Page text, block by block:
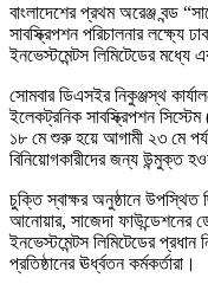
বাংলাদেশের প্রথম অরেঞ্জ বন্ড
সাবস্ক্রিপশন পরিচালনার লক্ষ্যে
ইনভেস্টমেন্টস লিমিটেডের মধ্যে
সোমবার ডিএসইর নিকুঞ্জস্থ
ইলেকট্রনিক সাবস্ক্রিপশন
১৮ মে শুরু হয়ে আগামী ২৩ মে
বিনিয়োগকারীদের জন্য উন্মুক্ত
চুক্তি স্বাক্ষর অনুষ্ঠানে
আনোয়ার, সাজেদা ফাউন্ডেশনের
ইনভেস্টমেন্টস লিমিটেডের প্রধান
প্রতিষ্ঠানের ঊর্ধ্বতন কর্মকর্তারা।